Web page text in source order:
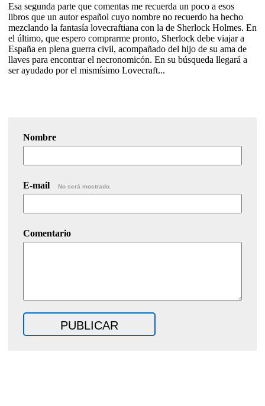
Esa segunda parte que comentas me recuerda un poco a esos
libros que un autor español cuyo nombre no recuerdo ha hecho
mezclando la fantasía lovecraftiana con la de Sherlock Holmes. En
el último, que espero comprarme pronto, Sherlock debe viajar a
España en plena guerra civil, acompañado del hijo de su ama de
llaves para encontrar el necronomicón. En su búsqueda llegará a
ser ayudado por el mismísimo Lovecraft...
Nombre
E-mail No será mostrado.
Comentario